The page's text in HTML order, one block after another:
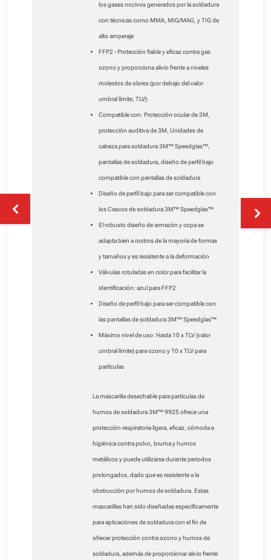
los gases nocivos generados por la soldadura
con técnicas como MMA, MIG/MAG, y TIG de
alto amperaje
FFP2 - Protección fiable y eficaz contra gas
ozono y proporciona alivio frente a niveles
molestos de olores (por debajo del valor
umbral límite, TLV)
Compatible con: Protección ocular de 3M,
protección auditiva de 3M, Unidades de
cabeza para soldadura 3M™ Speedglas™,
pantallas de soldadura, diseño de perfil bajo
compatible con pantallas de soldadura
Diseño de perfil bajo para ser compatible con
los Cascos de soldadura 3M™ Speedglas™
El robusto diseño de armazón y copa se
adapta bien a rostros de la mayoría de formas
y tamaños y es resistente a la deformación
Válvulas rotuladas en color para facilitar la
identificación: azul para FFP2
Diseño de perfil bajo para ser compatible con
las pantallas de soldadura 3M™ Speedglas™
Máximo nivel de uso: Hasta 10 x TLV (valor
umbral límite) para ozono y 10 x TLV para
partículas
La mascarilla desechable para partículas de
humos de soldadura 3M™ 9925 ofrece una
protección respiratoria ligera, eficaz, cómoda e
higiénica contra polvo, bruma y humos
metálicos y puede utilizarse durante periodos
prolongados, dado que es resistente a la
obstrucción por humos de soldadura. Estas
mascarillas han sido diseñadas específicamente
para aplicaciones de soldadura con el fin de
ofrecer protección contra ozono y humos de
soldadura, además de proporcionar alivio frente